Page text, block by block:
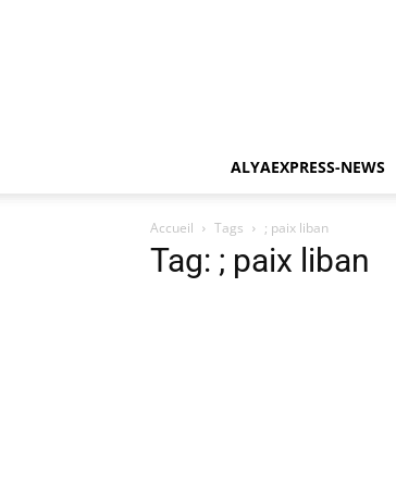
ALYAEXPRESS-NEWS
Accueil Tags ; paix liban
Tag: ; paix liban